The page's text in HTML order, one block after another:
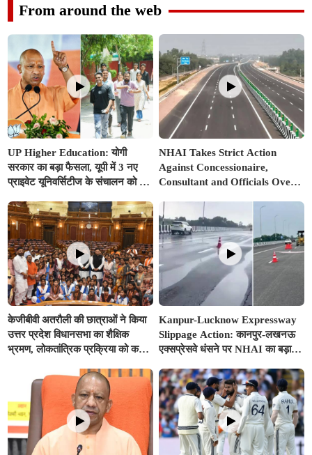
From around the web
UP Higher Education: योगी
सरकार का बड़ा फैसला, यूपी में 3 नए
प्राइवेट यूनिवर्सिटीज के संचालन को हरी
NHAI Takes Strict Action
Against Concessionaire,
Consultant and Officials Over
Issues
केजीबीवी अतरौली की छात्राओं ने किया
उत्तर प्रदेश विधानसभा का शैक्षिक
भ्रमण, लोकतांत्रिक प्रक्रिया को करीब
Kanpur-Lucknow Expressway
Slippage Action: कानपुर-लखनऊ
एक्सप्रेसवे धंसने पर NHAI का बड़ा
गिरी गाज, टोल वसूली रोकी गई